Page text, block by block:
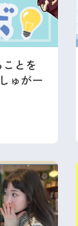
とを
ゅがー